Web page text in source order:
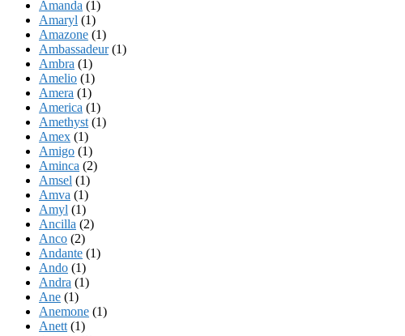
Amanda (1)
Amaryl (1)
Amazone (1)
Ambassadeur(1)
Ambra (1)
Amelio (1)
Amera (1)
America (1)
Amethyst (1)
Amex (1)
Amigo (1)
Aminca (2)
Amsel (1)
Amva (1)
Amyl (1)
Ancilla (2)
Anco (2)
Andante (1)
Ando (1)
Andra (1)
Ane (1)
Anemone (1)
Anett (1)